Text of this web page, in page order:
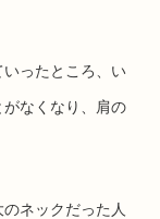
ったところ、い
なくなり、肩の
ネックだった人